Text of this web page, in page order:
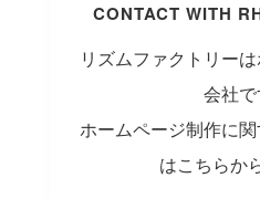
CONTACT WITH
リズムファクトリー
会社で
ホームページ制作に
はこちらか